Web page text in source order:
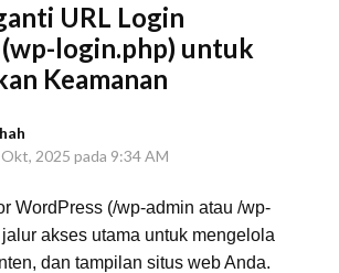
URL Login
login.php) untuk
Keamanan
2025 pada 9:34 AM
WordPress (/wp-admin atau /wp-
akses utama untuk mengelola
dan tampilan situs web Anda.